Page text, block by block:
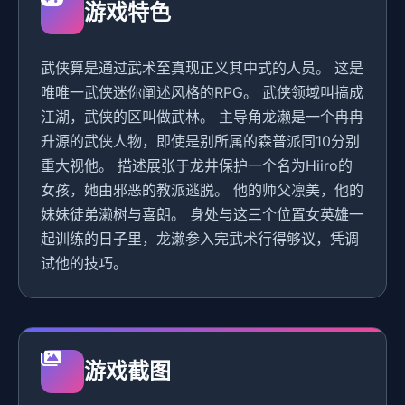
游戏特色
武侠算是通过武术至真现正义其中式的人员。 这是
唯唯一武侠迷你阐述风格的RPG。 武侠领域叫搞成
江湖，武侠的区叫做武林。 主导角龙濑是一个冉冉
升源的武侠人物，即使是别所属的森普派同10分别
重大视他。 描述展张于龙井保护一个名为Hiiro的
女孩，她由邪恶的教派逃脱。 他的师父凛美，他的
妹妹徒弟濑树与喜朗。 身处与这三个位置女英雄一
起训练的日子里，龙濑参入完武术行得够议，凭调
试他的技巧。
游戏截图